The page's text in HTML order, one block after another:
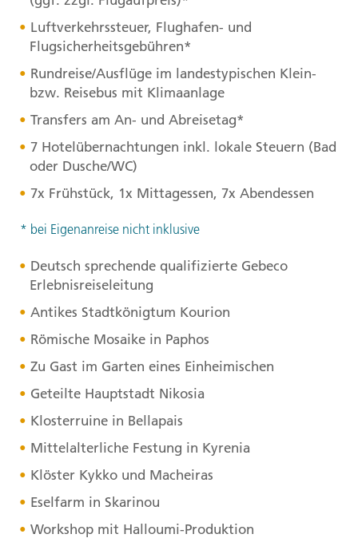
Luftverkehrssteuer, Flughafen- und
Flugsicherheitsgebühren*
Rundreise/Ausflüge im landestypischen Klein-
bzw. Reisebus mit Klimaanlage
Transfers am An- und Abreisetag*
7 Hotelübernachtungen inkl. lokale Steuern (Bad
oder Dusche/WC)
7x Frühstück, 1x Mittagessen, 7x Abendessen
* bei Eigenanreise nicht inklusive
Deutsch sprechende qualifizierte Gebeco
Erlebnisreiseleitung
Antikes Stadtkönigtum Kourion
Römische Mosaike in Paphos
Zu Gast im Garten eines Einheimischen
Geteilte Hauptstadt Nikosia
Klosterruine in Bellapais
Mittelalterliche Festung in Kyrenia
Klöster Kykko und Macheiras
Eselfarm in Skarinou
Workshop mit Halloumi-Produktion